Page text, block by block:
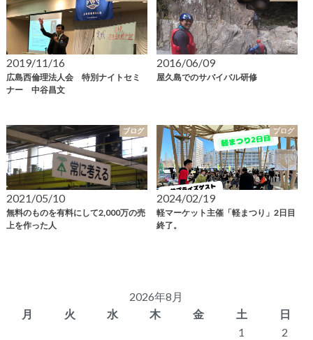
2019/11/16
広島西倫理法人会 特別ナイトセミ
ナー 中谷昌文
2016/06/09
屋久島でのサバイバル研修
ブログ
2021/05/10
無料のものを有料にして2,000万の売
上を作った人
ブログ
2024/02/19
軽マーケット主催「軽まつり」2日目
終了。
2026年8月
月
火 水 木 金 土
日
1
2